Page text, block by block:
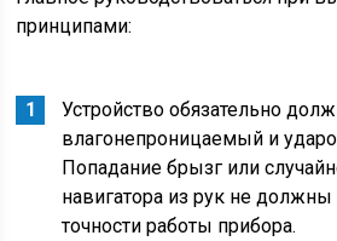
принципами:
Устройство обязательно
влагонепроницаемый и
Попадание брызг или
навигатора из рук не должны
точности работы прибора.